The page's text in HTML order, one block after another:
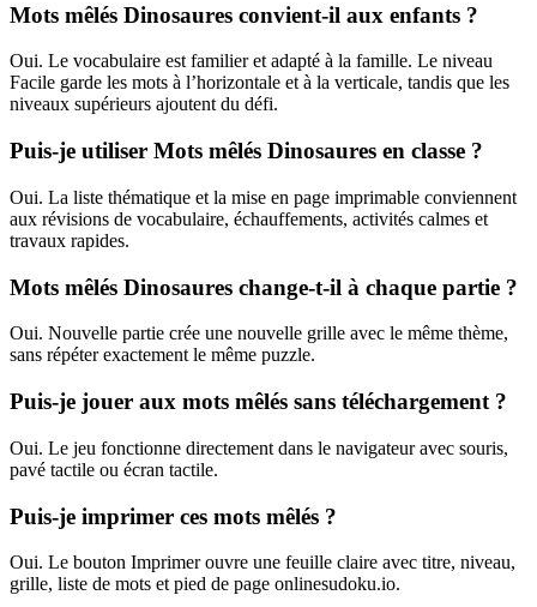
Mots mêlés Dinosaures convient-il aux enfants ?
Oui. Le vocabulaire est familier et adapté à la famille. Le niveau
Facile garde les mots à l’horizontale et à la verticale, tandis que les
niveaux supérieurs ajoutent du défi.
Puis-je utiliser Mots mêlés Dinosaures en classe ?
Oui. La liste thématique et la mise en page imprimable conviennent
aux révisions de vocabulaire, échauffements, activités calmes et
travaux rapides.
Mots mêlés Dinosaures change-t-il à chaque partie ?
Oui. Nouvelle partie crée une nouvelle grille avec le même thème,
sans répéter exactement le même puzzle.
Puis-je jouer aux mots mêlés sans téléchargement ?
Oui. Le jeu fonctionne directement dans le navigateur avec souris,
pavé tactile ou écran tactile.
Puis-je imprimer ces mots mêlés ?
Oui. Le bouton Imprimer ouvre une feuille claire avec titre, niveau,
grille, liste de mots et pied de page onlinesudoku.io.